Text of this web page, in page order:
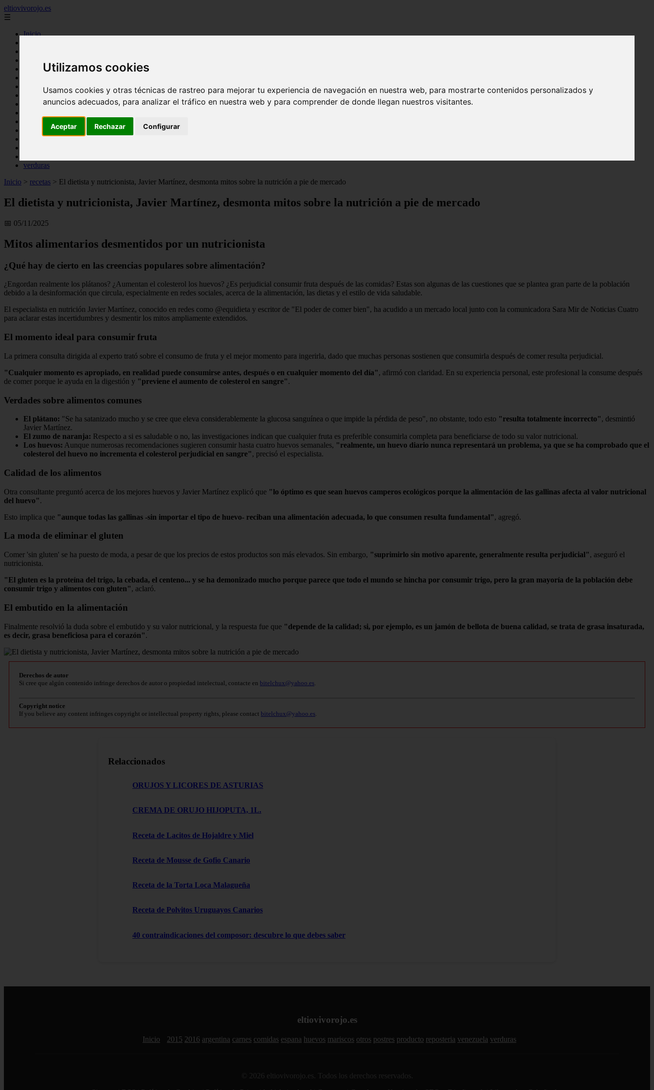
Utilizamos cookies
Usamos cookies y otras técnicas de rastreo para mejorar tu experiencia de navegación en nuestra web, para mostrarte contenidos personalizados y
anuncios adecuados, para analizar el tráfico en nuestra web y para comprender de donde llegan nuestros visitantes.
Aceptar Rechazar Configurar
eltiovivorojo.es
☰
Inicio
argentina
comidas
espana
huevos
producto
verduras
Inicio > recetas > El dietista y nutricionista, Javier Martínez, desmonta mitos sobre la nutrición a pie de mercado
El dietista y nutricionista, Javier Martínez, desmonta mitos sobre la nutrición a pie de mercado
📅 05/11/2025
Mitos alimentarios desmentidos por un nutricionista
¿Qué hay de cierto en las creencias populares sobre alimentación?
¿Engordan realmente los plátanos? ¿Aumentan el colesterol los huevos? ¿Es perjudicial consumir fruta después de las comidas? Estas son algunas de las cuestiones que se plantea gran parte de la población
debido a la desinformación que circula, especialmente en redes sociales, acerca de la alimentación, las dietas y el estilo de vida saludable.
El especialista en nutrición Javier Martínez, conocido en redes como @equidieta y escritor de "El poder de comer bien", ha acudido a un mercado local junto con la comunicadora Sara Mir de Noticias Cuatro
para aclarar estas incertidumbres y desmentir los mitos ampliamente extendidos.
El momento ideal para consumir fruta
La primera consulta dirigida al experto trató sobre el consumo de fruta y el mejor momento para ingerirla, dado que muchas personas sostienen que consumirla después de comer resulta perjudicial.
"Cualquier momento es apropiado, en realidad puede consumirse antes, después o en cualquier momento del día", afirmó con claridad. En su experiencia personal, este profesional la consume después
de comer porque le ayuda en la digestión y "previene el aumento de colesterol en sangre".
Verdades sobre alimentos comunes
El plátano: "Se ha satanizado mucho y se cree que eleva considerablemente la glucosa sanguínea o que impide la pérdida de peso", no obstante, todo esto "resulta totalmente incorrecto", desmintió
Javier Martínez.
El zumo de naranja: Respecto a si es saludable o no, las investigaciones indican que cualquier fruta es preferible consumirla completa para beneficiarse de todo su valor nutricional.
Los huevos: Aunque numerosas recomendaciones sugieren consumir hasta cuatro huevos semanales, "realmente, un huevo diario nunca representará un problema, ya que se ha comprobado que el
colesterol del huevo no incrementa el colesterol perjudicial en sangre", precisó el especialista.
Calidad de los alimentos
Otra consultante preguntó acerca de los mejores huevos y Javier Martínez explicó que "lo óptimo es que sean huevos camperos ecológicos porque la alimentación de las gallinas afecta al valor nutricional
del huevo".
Esto implica que "aunque todas las gallinas -sin importar el tipo de huevo- reciban una alimentación adecuada, lo que consumen resulta fundamental", agregó.
La moda de eliminar el gluten
Comer 'sin gluten' se ha puesto de moda, a pesar de que los precios de estos productos son más elevados. Sin embargo, "suprimirlo sin motivo aparente, generalmente resulta perjudicial", aseguró el
nutricionista.
"El gluten es la proteína del trigo, la cebada, el centeno... y se ha demonizado mucho porque parece que todo el mundo se hincha por consumir trigo, pero la gran mayoría de la población debe
consumir trigo y alimentos con gluten", aclaró.
El embutido en la alimentación
Finalmente resolvió la duda sobre el embutido y su valor nutricional, y la respuesta fue que "depende de la calidad; si, por ejemplo, es un jamón de bellota de buena calidad, se trata de grasa insaturada,
es decir, grasa beneficiosa para el corazón".
Derechos de autor
Si cree que algún contenido infringe derechos de autor o propiedad intelectual, contacte en bitelchux@yahoo.es
Copyright notice
If you believe any content infringes copyright or intellectual property rights, please contact bitelchux@yahoo.es
Relaccionados
ORUJOS Y LICORES DE ASTURIAS
CREMA DE ORUJO HIJOPUTA, 1L.
Receta de Lacitos de Hojaldre y Miel
Receta de Mousse de Gofio Canario
Receta de la Torta Loca Malagueña
Receta de Polvitos Uruguayos Canarios
40 contraindicaciones del composor: descubre lo que debes saber
eltiovivorojo.es
Inicio 2015 2016 argentina carnes comidas espana huevos mariscos otros postres producto reposteria venezuela verduras
© 2026 eltiovivorojo.es. Todos los derechos reservados.